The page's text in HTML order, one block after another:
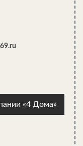
«4 Дома»